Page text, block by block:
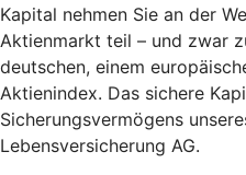
Kapital nehmen Sie an der
Aktienmarkt teil – und zwar
deutschen, einem
Aktienindex. Das sichere
Sicherungsvermögens
Lebensversicherung AG.